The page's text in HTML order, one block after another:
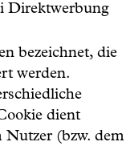
Direktwerbung
bezeichnet, die
werden.
dient
Nutzer (bzw. dem